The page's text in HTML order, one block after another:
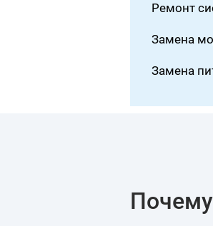
Ремонт
Замена
Замена